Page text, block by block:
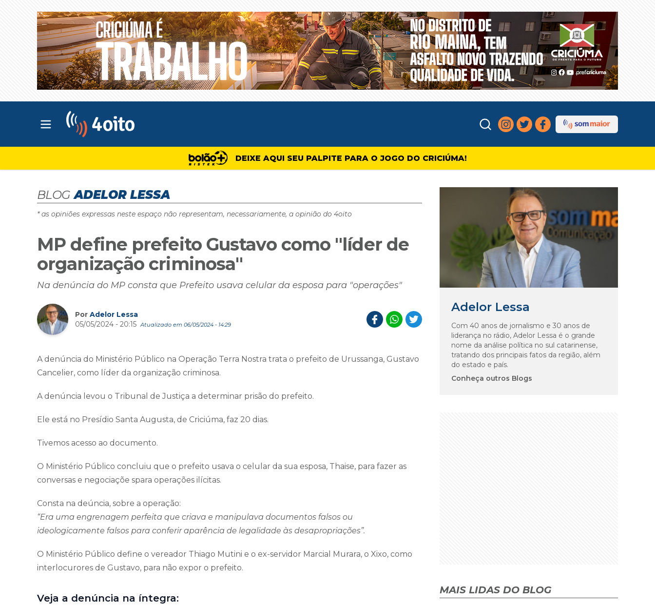
Abrir menu principal
DEIXE AQUI SEU PALPITE PARA O JOGO DO CRICIÚMA!
BLOG ADELOR LESSA
* as opiniões expressas neste espaço não representam, necessariamente, a opinião do 4oito
MP define prefeito Gustavo como "líder de
organização criminosa"
Na denúncia do MP consta que Prefeito usava celular da esposa para "operações"
Por Adelor Lessa
05/05/2024 - 20:15 Atualizado em 06/05/2024 - 14:29
A denúncia do Ministério Público na Operação Terra Nostra trata o prefeito de Urussanga, Gustavo
Cancelier, como líder da organização criminosa.
A denúncia levou o Tribunal de Justiça a determinar prisão do prefeito.
Ele está no Presídio Santa Augusta, de Criciúma, faz 20 dias.
Tivemos acesso ao documento.
O Ministério Público concluiu que o prefeito usava o celular da sua esposa, Thaise, para fazer as
conversas e negociaçõe spara operações ilícitas.
Consta na deúncia, sobre a operação:
“Era uma engrenagem perfeita que criava e manipulava documentos falsos ou
ideologicamente falsos para conferir aparência de legalidade às desapropriações”.
O Ministério Público define o vereador Thiago Mutini e o ex-servidor Marcial Murara, o Xixo, como
interlocurores de Gustavo, para não expor o prefeito.
Veja a denúncia na íntegra:
Adelor Lessa
Com 40 anos de jornalismo e 30 anos de
liderança no rádio, Adelor Lessa é o grande
nome da análise política no sul catarinense,
tratando dos principais fatos da região, além
do estado e país.
Conheça outros Blogs
MAIS LIDAS DO BLOG